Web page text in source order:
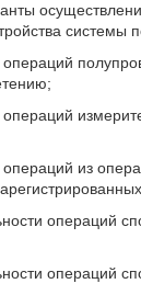
системы
операций из
операций
операций